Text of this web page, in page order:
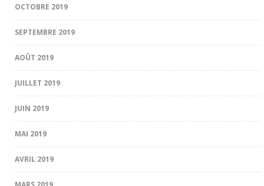
OCTOBRE 2019
SEPTEMBRE 2019
AOÛT 2019
JUILLET 2019
JUIN 2019
MAI 2019
AVRIL 2019